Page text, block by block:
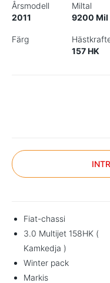
Årsmodell
2011
Miltal
9200 Mil
Färg
157 HK
Fiat-chassi
3.0 Multijet 158HK (
Kamkedja )
Winter pack
Markis